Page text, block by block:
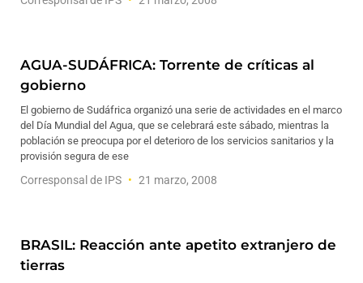
AGUA-SUDÁFRICA: Torrente de críticas al
gobierno
El gobierno de Sudáfrica organizó una serie de actividades en el marco
del Día Mundial del Agua, que se celebrará este sábado, mientras la
población se preocupa por el deterioro de los servicios sanitarios y la
provisión segura de ese
Corresponsal de IPS 21 marzo, 2008
BRASIL: Reacción ante apetito extranjero de
tierras